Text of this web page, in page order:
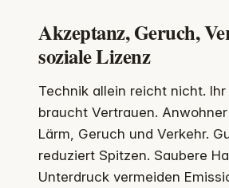
Akzeptanz, Geruch,
soziale Lizenz
Technik allein reicht nicht. Ihr
braucht Vertrauen.
Lärm, Geruch und Verkehr.
reduziert Spitzen. Saubere
Unterdruck vermeiden